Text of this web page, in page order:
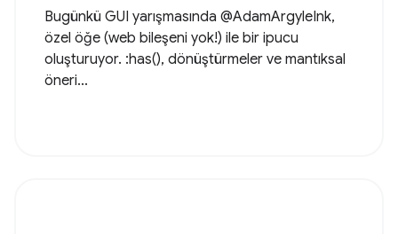
Bugünkü GUI yarışmasında @AdamArgyleInk,
özel öğe (web bileşeni yok!) ile bir ipucu
oluşturuyor. :has(), dönüştürmeler ve mantıksal
öneri...